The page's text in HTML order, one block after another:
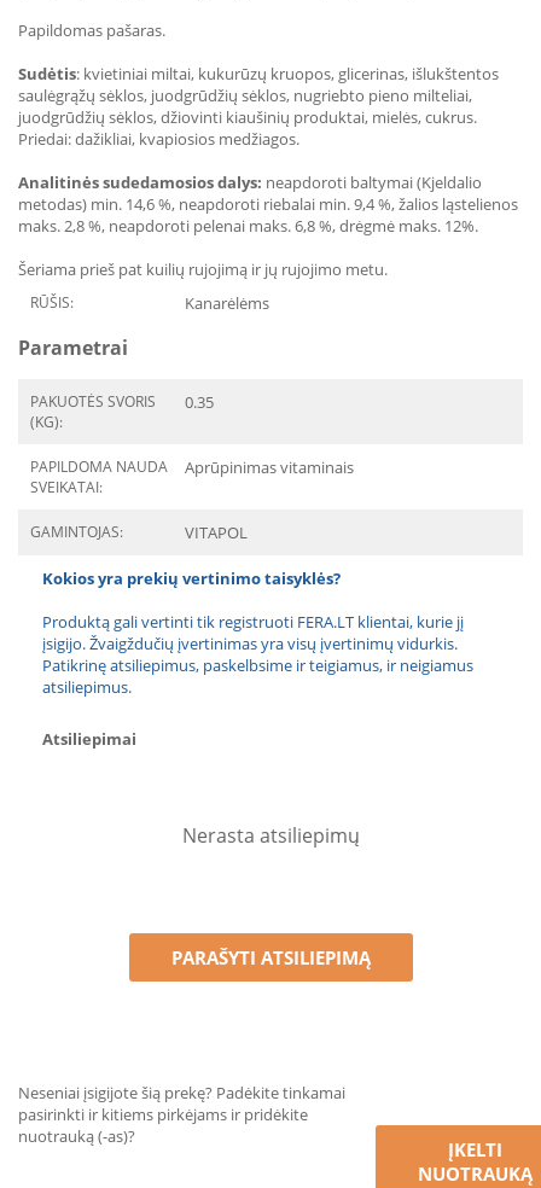
Papildomas pašaras.
Sudėtis: kvietiniai miltai, kukurūzų kruopos, glicerinas, išlukštentos
saulėgrąžų sėklos, juodgrūdžių sėklos, nugriebto pieno milteliai,
juodgrūdžių sėklos, džiovinti kiaušinių produktai, mielės, cukrus.
Priedai: dažikliai, kvapiosios medžiagos.
Analitinės sudedamosios dalys: neapdoroti baltymai (Kjeldalio
metodas) min. 14,6 %, neapdoroti riebalai min. 9,4 %, žalios ląstelienos
maks. 2,8 %, neapdoroti pelenai maks. 6,8 %, drėgmė maks. 12%.
Šeriama prieš pat kuilių rujojimą ir jų rujojimo metu.
RŪŠIS: Kanarėlėms
Parametrai
PAKUOTĖS SVORIS
(KG):
0.35
PAPILDOMA NAUDA
SVEIKATAI:
Aprūpinimas vitaminais
GAMINTOJAS: VITAPOL
Kokios yra prekių vertinimo taisyklės?
Produktą gali vertinti tik registruoti FERA.LT klientai, kurie jį
įsigijo. Žvaigždučių įvertinimas yra visų įvertinimų vidurkis.
Patikrinę atsiliepimus, paskelbsime ir teigiamus, ir neigiamus
atsiliepimus.
Atsiliepimai
Nerasta atsiliepimų
PARAŠYTI ATSILIEPIMĄ
Neseniai įsigijote šią prekę? Padėkite tinkamai
pasirinkti ir kitiems pirkėjams ir pridėkite
nuotrauką (-as)?
ĮKELTI
NUOTRAUKĄ